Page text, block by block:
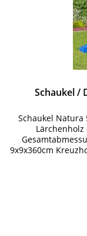
Schaukel /
Schaukel
9x9x360cm